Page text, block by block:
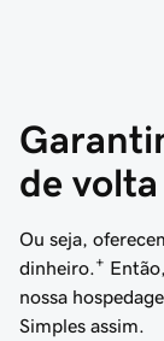
de volta
Ou seja,
dinheiro. +
nossa
Simples assim.